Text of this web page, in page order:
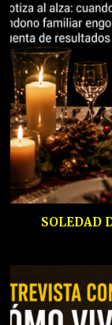
SOLEDAD